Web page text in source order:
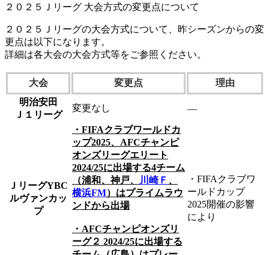
２０２５Ｊリーグ 大会方式の変更点について
２０２５Ｊリーグの大会方式について、昨シーズンからの変
更点は以下になります。
詳細は各大会の大会方式等をご参照ください。
大会 変更点
理由
明治安田
Ｊ１リーグ
変更なし ―
ＪリーグYBC
ルヴァンカッ
プ
・FIFAクラブワールドカ
ップ2025、AFCチャンピ
オンズリーグエリート
2024/25に出場する4チーム
（浦和、神戸、
川崎Ｆ 、
横浜FM）はプライムラウ
ンドから出場
・AFCチャンピオンズリ
ーグ２ 2024/25に出場する
・FIFAクラブワ
ールドカップ
2025開催の影響
により